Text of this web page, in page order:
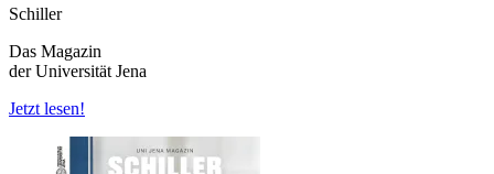
Schiller
Das Magazin
der Universität Jena
Jetzt lesen!